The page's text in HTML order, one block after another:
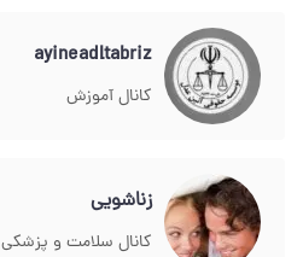
ayineadltabriz
کانال آموزش
زناشویی
کانال سلامت و پزشکی